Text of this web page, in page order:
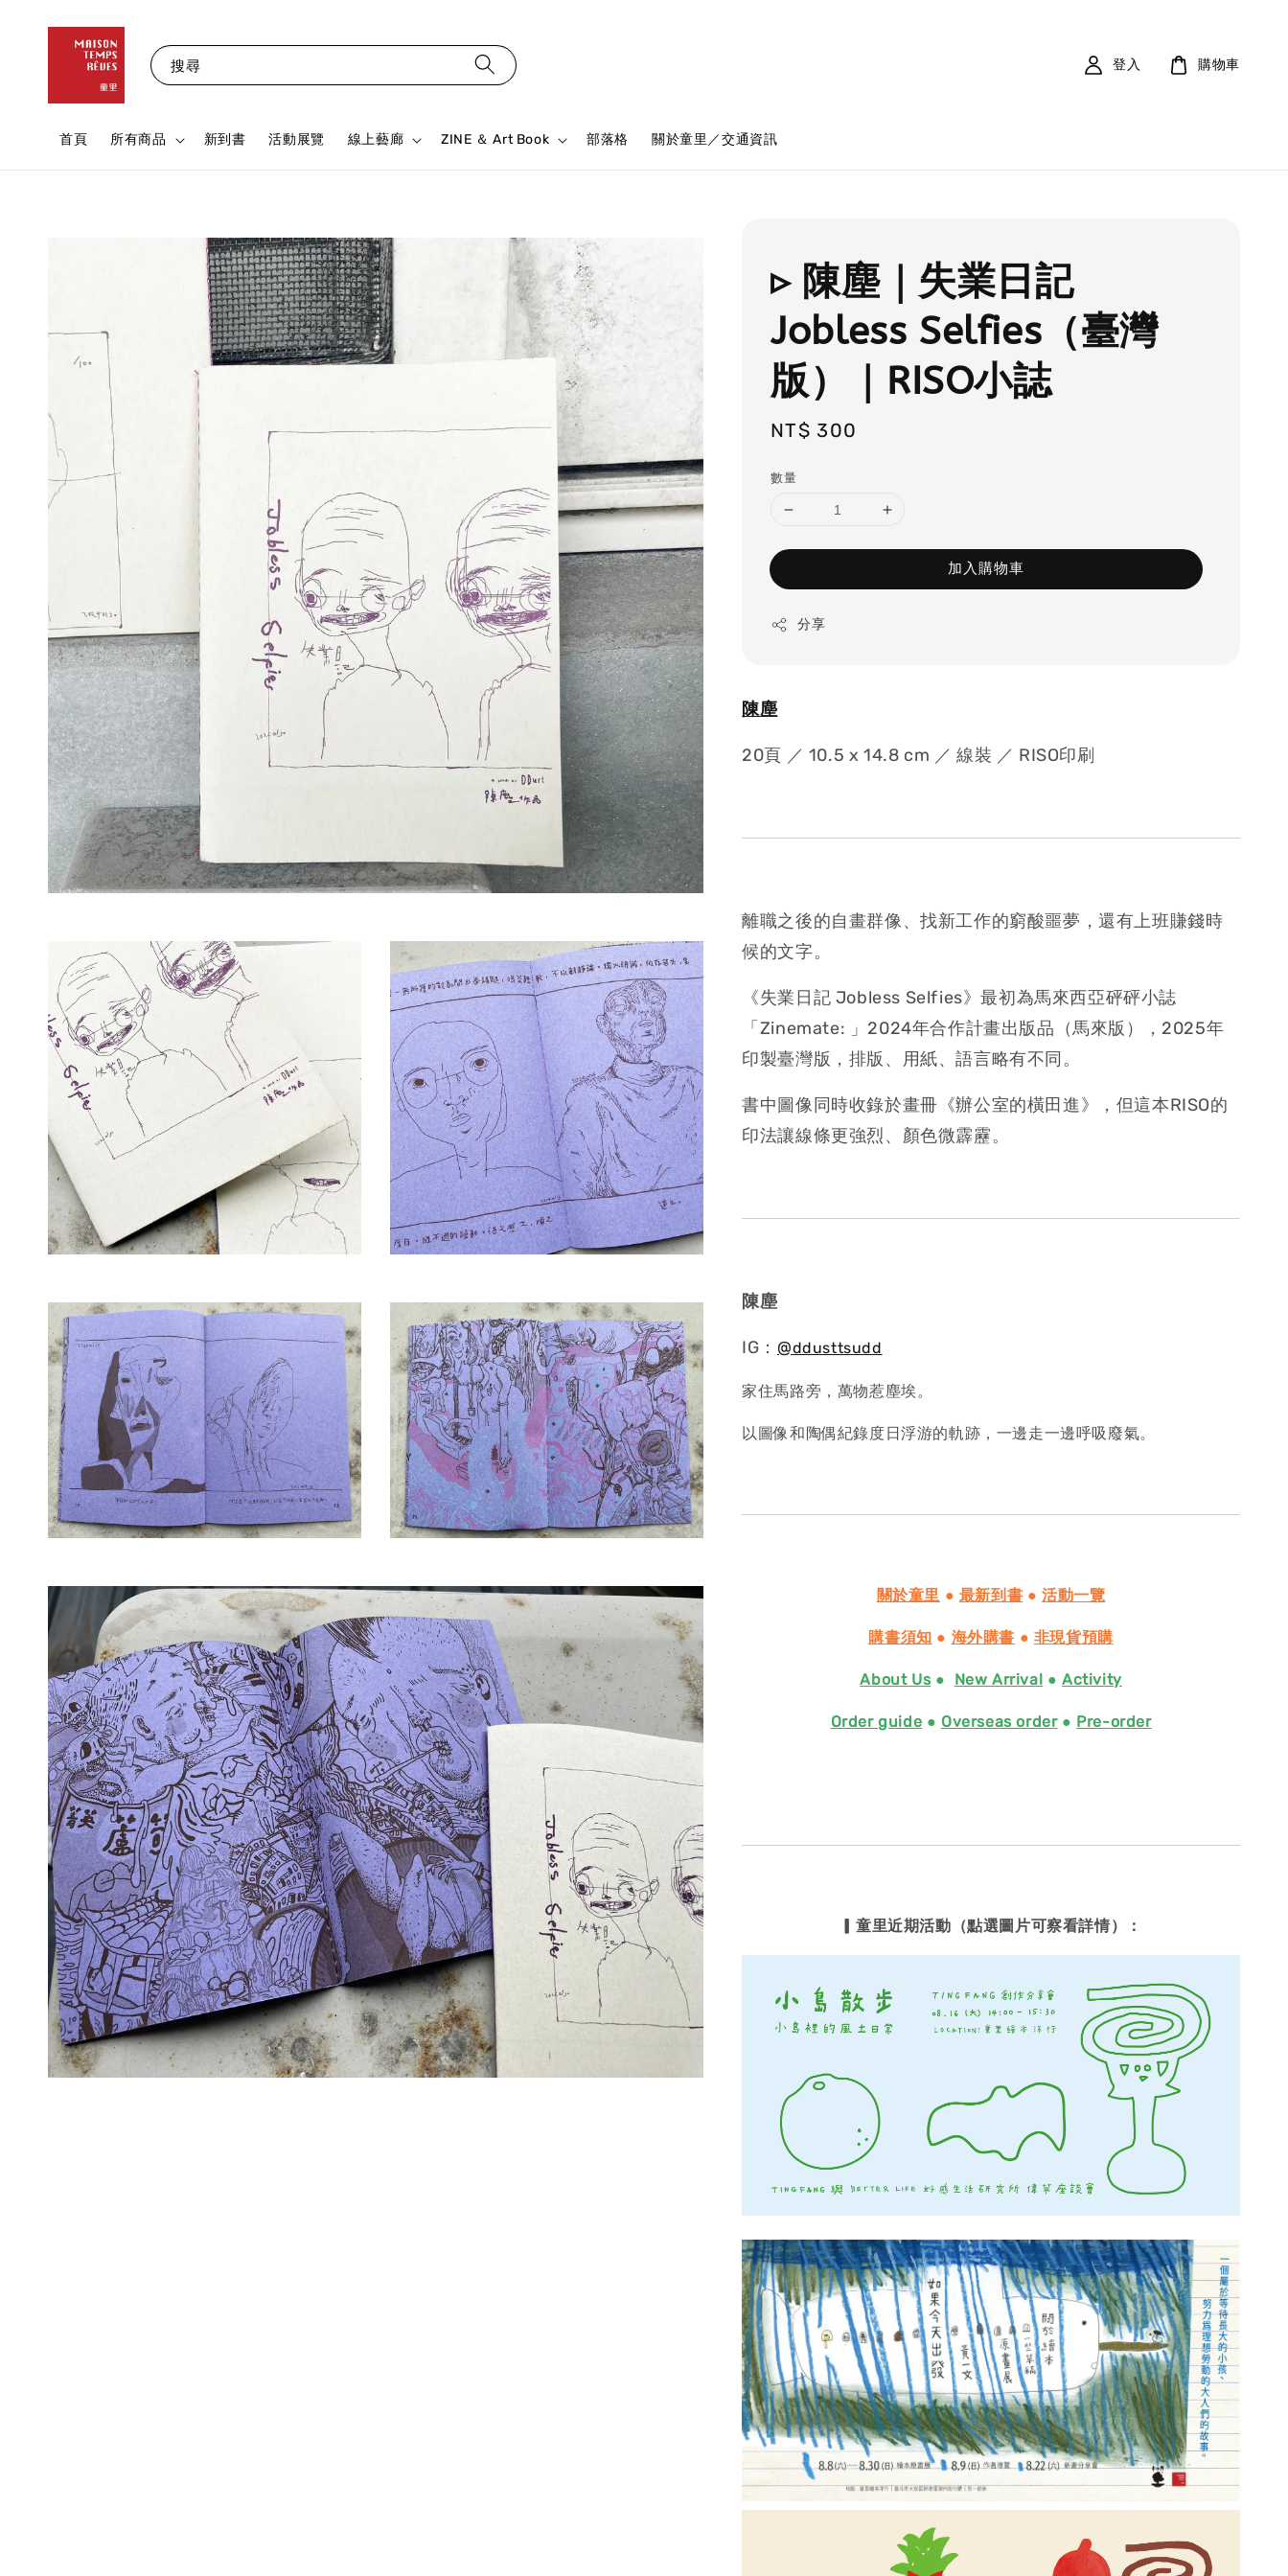
搜尋
首頁 所有商品 新到書 活動展覽 線上藝廊 ZINE ＆ Art Book 部落格 關於童里／交通資訊
登入 購物車
▹ 陳塵｜失業日記
Jobless Selfies（臺灣
版）｜RISO小誌
Regular
NT$ 300
數量
加入購物車
分享
陳塵
20頁 ／ 10.5 x 14.8 cm ／ 線裝 ／ RISO印刷
離職之後的自畫群像、找新工作的窮酸噩夢，還有上班賺錢時
候的文字。
《失業日記 Jobless Selfies》最初為馬來西亞砰砰小誌
「Zinemate: 」2024年合作計畫出版品（馬來版），2025年
印製臺灣版，排版、用紙、語言略有不同。
書中圖像同時收錄於畫冊《辦公室的橫田進》，但這本RISO的
印法讓線條更強烈、顏色微霹靂。
陳塵
IG： @ddusttsudd
家住馬路旁，萬物惹塵埃。
以圖像和陶偶紀錄度日浮游的軌跡，一邊走一邊呼吸廢氣。
關於童里 ● 最新到書 ●活動一覽
購書須知 ● 海外購書 ● 非現貨預購
About Us ● New Arrival ● Activity
Order guide ● Overseas order● Pre-order
▎童里近期活動（點選圖片可察看詳情）：